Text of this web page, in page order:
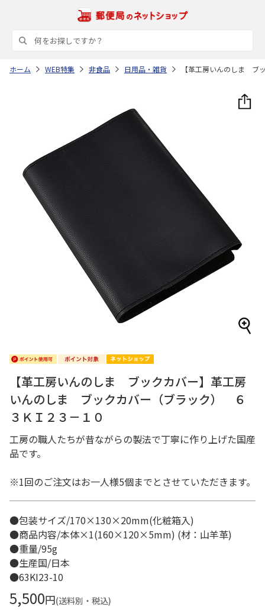
ホーム WEB特集 非食品 日用品・雑貨 【革工房いんのしま ブ
【革工房いんのしま ブックカバー】革工房
いんのしま ブックカバー（ブラック） ６
３ＫＩ２３－１０
工房の職人たちが昔ながらの製法で丁寧に作り上げた国産
品です。
※1回のご注文はお一人様5個までとさせていただきます。
●包装サイズ/170×130×20mm(化粧箱入)
●商品内容/本体×1(160×120×5mm) (材：山羊革)
●重量/95g
●生産国/日本
●63KI23-10
5,500円(送料別・税込)